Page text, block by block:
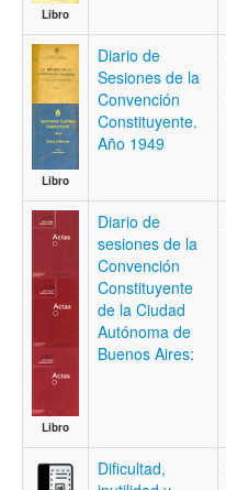
Libro
Libro
Diario de
Sesiones de la
Convención
Constituyente.
Año 1949
Libro
Diario de
sesiones de la
Convención
Constituyente
de la Ciudad
Autónoma de
Buenos Aires:
Dificultad,